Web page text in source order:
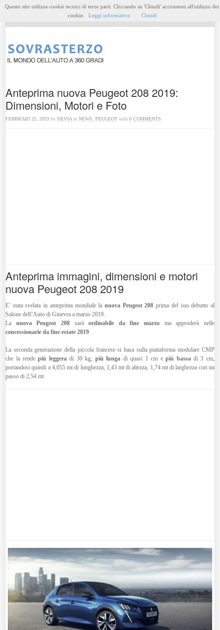
Anteprima nuova Peugeot 208 2019:
Dimensioni, Motori e Foto
FEBBRAIO 25, 2019 bySILVIA inNEWS ,PEUGEOT with0 COMMENTS
Anteprima immagini, dimensioni e motori
nuova Peugeot 208 2019
E’ stata svelata in anteprima mondiale la nuova Peugeot 208 prima del suo debutto al
Salone dell’Auto di Ginevra a marzo 2019.
La nuova Peugeot 208saràordinabile da fine marzo ma approderà nelle
concessionarie da fine estate 2019.
La seconda generazione della piccola francese si basa sulla piattaforma modulare CMP
che la rendepiù leggeradi 30 kg, più lunga di quasi 1 cm epiù bassadi 3 cm,
portandosi quindi a 4,055 mt di lunghezza, 1,43 mt di altezza, 1,74 mt di larghezza con un
passo di 2,54 mt.
Questo sito utilizza cookie tecnici di terze parti. Cliccando su 'Chiudi' acconsenti all'utilizzo dei
cookie.
Leggi informativa Chiudi